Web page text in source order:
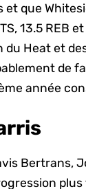
et que
13.5 REB
du Heat et
de
année
Bertrans,
plus